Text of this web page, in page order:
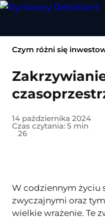
Czym różni się
14 października 2024
Czas czytania: 5 min
26
W codziennym życiu
zwyczajnymi oraz
wielkie wrażenie. Te